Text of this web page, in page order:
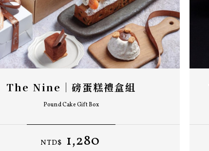
The Nine｜磅蛋糕禮盒組
Pound Cake Gift Box
NTD$ 1,280